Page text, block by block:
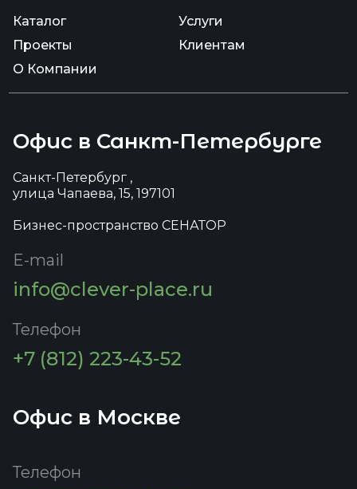
Каталог
Услуги
Проекты
Клиентам
О Компании
Офис в Санкт-Петербурге
Санкт-Петербург ,
улица Чапаева, 15, 197101
Бизнес-пространство СЕНАТОР
E-mail
info@clever-place.ru
Телефон
+7 (812) 223-43-52
Офис в Москве
Телефон